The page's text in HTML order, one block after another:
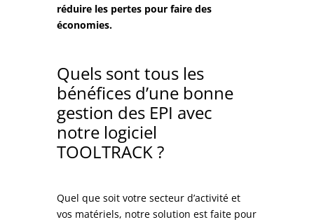
réduire les pertes pour faire des
économies.
Quels sont tous les
bénéfices d’une bonne
gestion des EPI avec
notre logiciel
TOOLTRACK ?
Quel que soit votre secteur d’activité et
vos matériels, notre solution est faite pour